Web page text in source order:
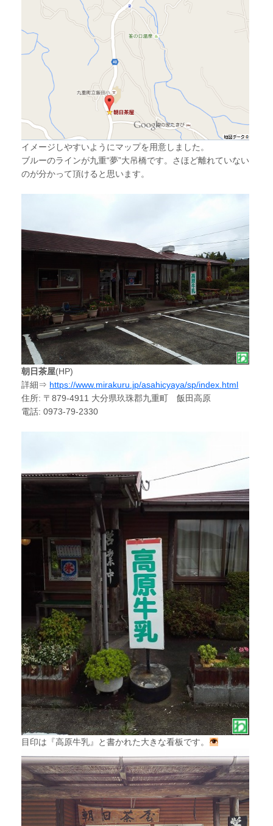
イメージしやすいようにマップを用意しました。
ブルーのラインが九重“夢”大吊橋です。さほど離れていない
のが分かって頂けると思います。
朝日茶屋(HP)
詳細⇒ https://www.mirakuru.jp/asahicyaya/sp/index.html
住所: 〒879-4911 大分県玖珠郡九重町 飯田高原
電話: 0973-79-2330
目印は『高原牛乳』と書かれた大きな看板です。